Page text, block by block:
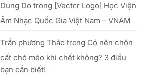
20/10/2025 hiệu
quả
với
số
Dung Do trong [Vector Logo] Học Viện
Âm Nhạc Quốc Gia Việt Nam – VNAM
Trần phương Thảo trong Có nên chôn
cất chó mèo khi chết không? 3 điều
bạn cần biết!